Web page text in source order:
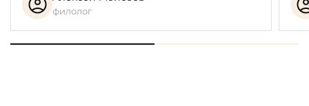
филолог